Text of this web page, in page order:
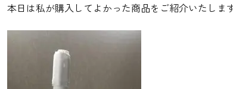
本日は私が購入してよかった商品をご紹介いたしま